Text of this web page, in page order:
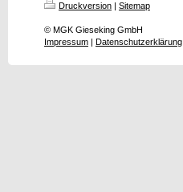
Druckversion | Sitemap
© MGK Gieseking GmbH
Impressum | Datenschutzerklärung